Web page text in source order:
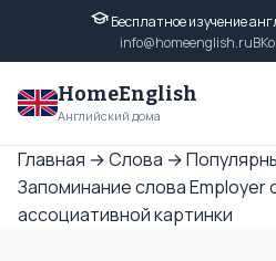
Бесплатное изучение
info@homeenglish.ru
HomeEnglish
Английский дома
Главная →Слова →
Запоминание слова
ассоциативной картинки